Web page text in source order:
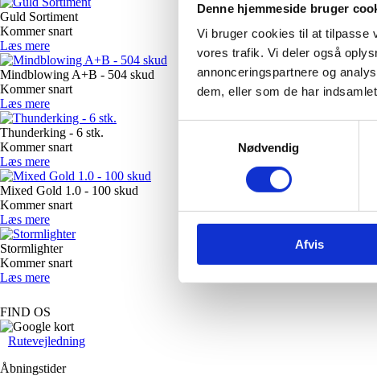
Denne hjemmeside bruger
Vi bruger cookies til at tilpasse
vores trafik. Vi deler også
annonceringspartnere og
dem, eller som de har
Nødvendig
Afvis
Guld Sortiment
Kommer snart
Læs mere
Mindblowing A+B - 504 skud
Kommer snart
Læs mere
Thunderking - 6 stk.
Kommer snart
Læs mere
Mixed Gold 1.0 - 100 skud
Kommer snart
Læs mere
Stormlighter
Kommer snart
Læs mere
FIND OS
Rutevejledning
Åbningstider